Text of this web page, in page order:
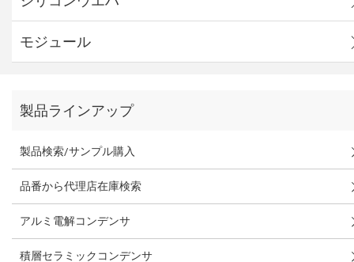
モジュール
製品ラインアップ
製品検索/サンプル購入
品番から代理店在庫検索
アルミ電解コンデンサ
積層セラミックコンデンサ